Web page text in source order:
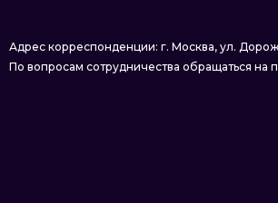
Адрес корреспонденции: г. Москва, ул.
По вопросам сотрудничества обращаться на